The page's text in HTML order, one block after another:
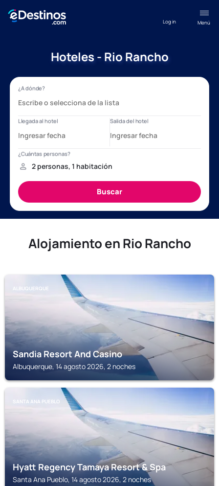
Menú
Log in
Hoteles - Rio Rancho
Alojamiento en Rio Rancho
ALBUQUERQUE
Sandia Resort And Casino
Albuquerque, 14 agosto 2026, 2 noches
SANTA ANA PUEBLO
Hyatt Regency Tamaya Resort & Spa
Santa Ana Pueblo, 14 agosto 2026, 2 noches